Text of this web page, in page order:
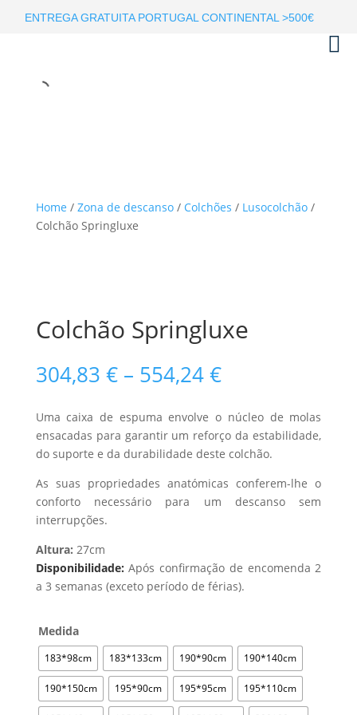
ENTREGA GRATUITA PORTUGAL CONTINENTAL >500€
Home / Zona de descanso/ Colchões / Lusocolchão/
Colchão Springluxe
Colchão Springluxe
304,83 € – 554,24€Price
range:
304,83 €
through
554,24 €
Uma caixa de espuma envolve o núcleo de molas
ensacadas para garantir um reforço da estabilidade,
do suporte e da durabilidade deste colchão.
As suas propriedades anatómicas conferem-lhe o
conforto necessário para um descanso sem
interrupções.
Altura: 27cm
Disponibilidade:Após confirmação de encomenda 2
a 3 semanas (exceto período de férias).
Medida
183*98cm 183*133cm 190*90cm 190*140cm
190*150cm 195*90cm 195*95cm 195*110cm